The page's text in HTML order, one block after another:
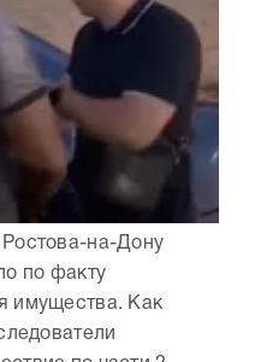
на-Дону
по факту
имущества. Как